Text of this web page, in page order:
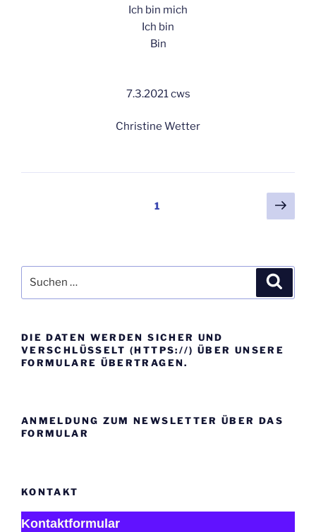
Ich bin mich
Ich bin
Bin
7.3.2021 cws
Christine Wetter
Seitennummerierung
Seite1
nach:
DIE DATEN WERDEN SICHER UND
VERSCHLÜSSELT (HTTPS://) ÜBER UNSERE
FORMULARE ÜBERTRAGEN.
ANMELDUNG ZUM NEWSLETTER ÜBER DAS
FORMULAR
KONTAKT
Kontaktformular